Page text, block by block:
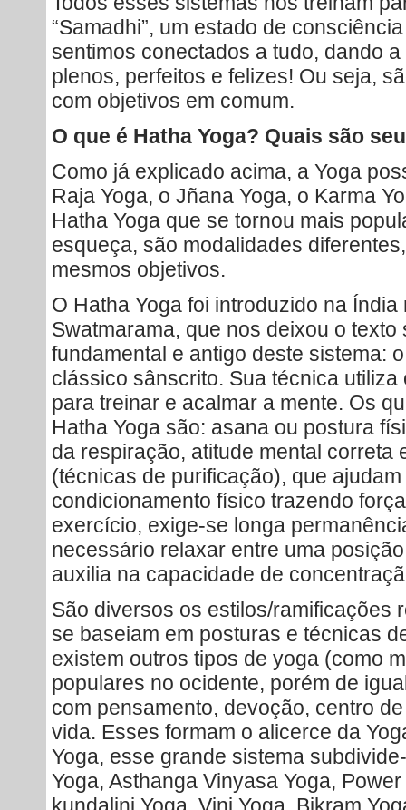
“Samadhi”, um estado de
sentimos conectados a tudo, dando
plenos, perfeitos e felizes! Ou seja,
com objetivos em comum.
O que é Hatha Yoga? Quais são
Como já explicado acima, a Yoga
Raja Yoga, o Jñana Yoga, o Karma
Hatha Yoga que se tornou mais
esqueça, são modalidades
mesmos objetivos.
O Hatha Yoga foi introduzido na
Swatmarama, que nos deixou o
fundamental e antigo deste sistema:
clássico sânscrito. Sua técnica
para treinar e acalmar a mente. Os
Hatha Yoga são: asana ou postura
da respiração, atitude mental correta
(técnicas de purificação), que
condicionamento físico trazendo
exercício, exige-se longa
necessário relaxar entre uma
auxilia na capacidade de
São diversos os estilos/ramificações
se baseiam em posturas e técnicas
existem outros tipos de yoga (como
populares no ocidente, porém de
com pensamento, devoção, centro
vida. Esses formam o alicerce da
Yoga, esse grande sistema
Yoga, Asthanga Vinyasa Yoga,